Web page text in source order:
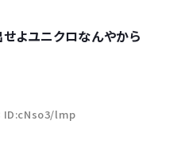
よユニクロなんやから
ID:cNso3/lmp